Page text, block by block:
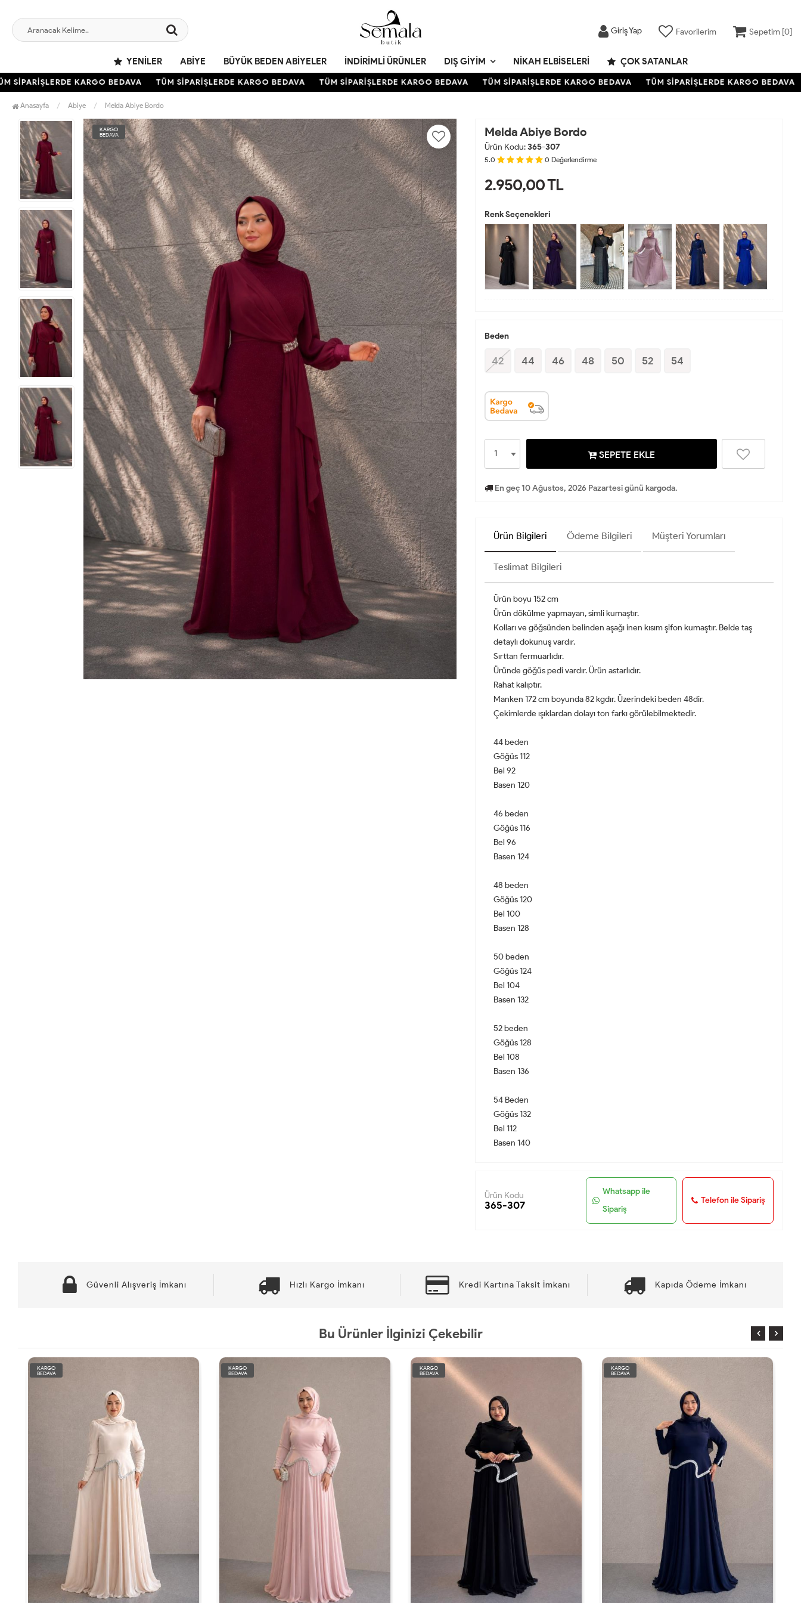
Giriş Yap Favorilerim Sepetim [0]
YENILER ABIYE BÜYÜK BEDEN ABIYELER İNDIRIMLI ÜRÜNLER DIŞ GIYIM NIKAH ELBISELERI ÇOK SATANLAR
KARGO BEDAVA TÜM SİPARİŞLERDE KARGO BEDAVA TÜM SİPARİŞLERDE KARGO BEDAVA TÜM SİPARİŞLERDE KARGO BEDAVA TÜM SİPARİŞLERDE KARGO BEDAVA
Anasayfa Abiye Melda Abiye Bordo
KARGO
BEDAVA
Melda Abiye Bordo
Ürün Kodu:365-307
5.0 0 Değerlendirme
2.950,00TL
Renk Seçenekleri
Beden
42 44 46 48 50 52 54
SEPETE EKLE
En geç 10 Ağustos, 2026 Pazartesi günü kargoda.
Ürün Bilgileri Ödeme Bilgileri Müşteri Yorumları
Teslimat Bilgileri
Ürün boyu 152 cm
Ürün dökülme yapmayan, simli kumaştır.
Kolları ve göğsünden belinden aşağı inen kısım şifon kumaştır. Belde taş
detaylı dokunuş vardır.
Sırttan fermuarlıdır.
Üründe göğüs pedi vardır. Ürün astarlıdır.
Rahat kalıptır.
Manken 172 cm boyunda 82 kgdır. Üzerindeki beden 48dir.
Çekimlerde ışıklardan dolayı ton farkı görülebilmektedir.
44 beden
Göğüs 112
Bel 92
Basen 120
46 beden
Göğüs 116
Bel 96
Basen 124
48 beden
Göğüs 120
Bel 100
Basen 128
50 beden
Göğüs 124
Bel 104
Basen 132
52 beden
Göğüs 128
Bel 108
Basen 136
54 Beden
Göğüs 132
Bel 112
Basen 140
Ürün Kodu
365-307
Whatsapp ile
Sipariş
Telefon ile Sipariş
Güvenli Alışveriş İmkanı Hızlı Kargo İmkanı Kredi Kartına Taksit İmkanı Kapıda Ödeme İmkanı
Bu Ürünler İlginizi Çekebilir
KARGO
BEDAVA
KARGO
BEDAVA
KARGO
BEDAVA
KARGO
BEDAVA